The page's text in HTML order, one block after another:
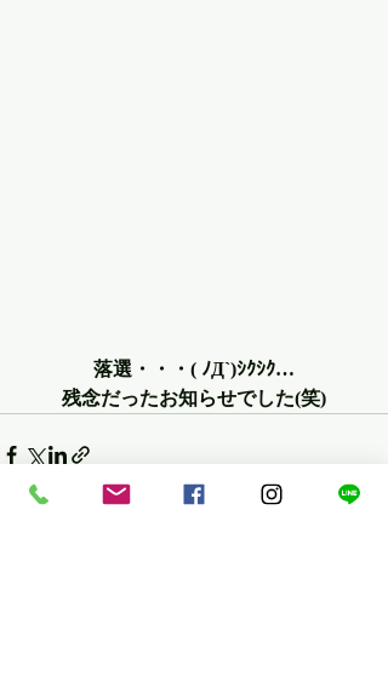
落選・・・( ﾉД`)ｼｸｼｸ…
残念だったお知らせでした(笑)